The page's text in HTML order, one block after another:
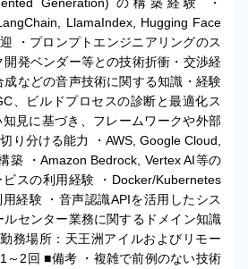
LlamaIndex, Hugging Face
・プロンプトエンジニアリングのス
発ベンダー等との技術折衝・交渉経
などの音声技術に関する知識・経験
、ビルドプロセスの診断と最適化ス
見に基づき、フレームワークや外部
り分ける能力 ・AWS, Google Cloud,
築 ・Amazon Bedrock, Vertex AI等の
スの利用経験 ・Docker/Kubernetes
経験 ・音声認識APIを活用したシス
センター業務に関するドメイン知識
務場所：天王洲アイルおよびリモー
～2回 ■備考 ・複雑で前例のない技術